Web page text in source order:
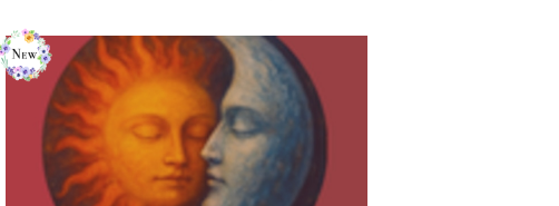
ライフデザインコンサルテーション【スタンダ